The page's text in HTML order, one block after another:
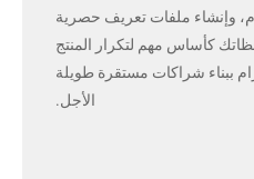
وإنشاء ملفات تعريف حصرية
كأساس مهم لتكرار المنتج
ببناء شراكات مستقرة طويلة
الأجل.